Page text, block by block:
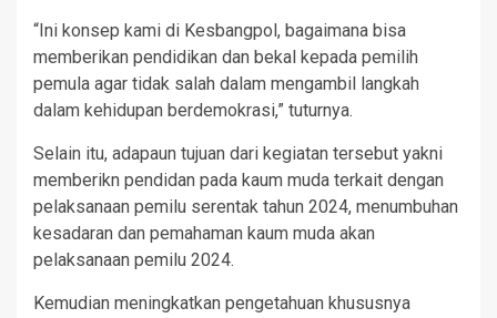
“Ini konsep kami di Kesbangpol, bagaimana bisa
memberikan pendidikan dan bekal kepada pemilih
pemula agar tidak salah dalam mengambil langkah
dalam kehidupan berdemokrasi,” tuturnya.
Selain itu, adapaun tujuan dari kegiatan tersebut yakni
memberikn pendidan pada kaum muda terkait dengan
pelaksanaan pemilu serentak tahun 2024, menumbuhan
kesadaran dan pemahaman kaum muda akan
pelaksanaan pemilu 2024.
Kemudian meningkatkan pengetahuan khususnya